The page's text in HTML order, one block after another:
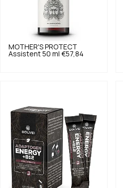
MOTHER'S PROTECT
Assistent 50 ml €57,84